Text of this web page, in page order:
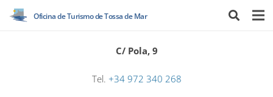
Oficina de Turismo de Tossa de Mar
C/ Pola, 9
Tel. +34 972 340 268